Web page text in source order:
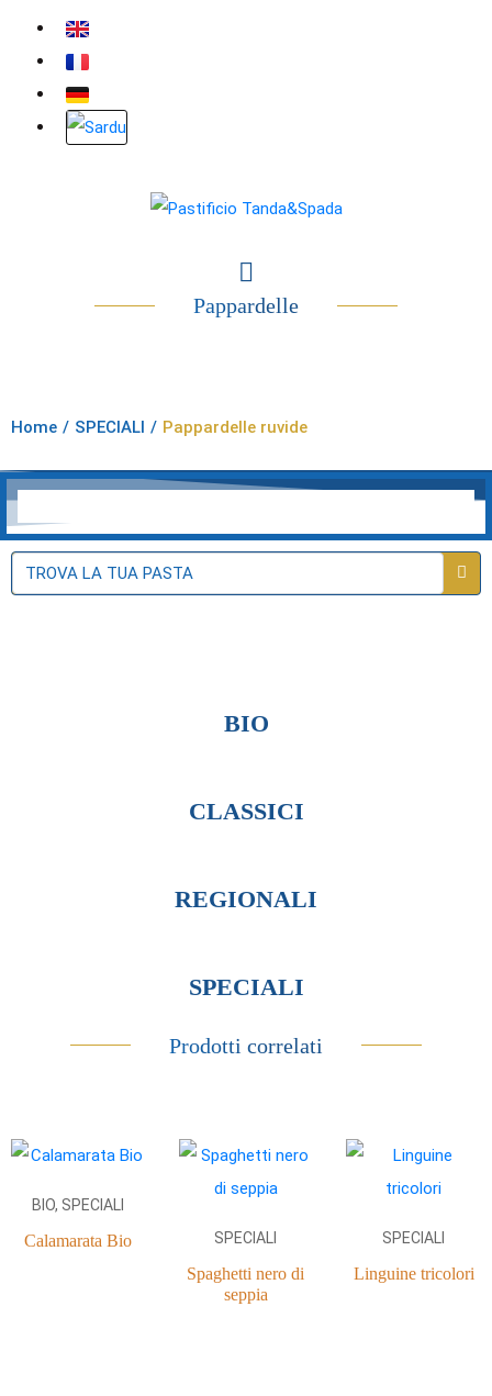
Pappardelle
Home / SPECIALI / Pappardelle ruvide
BIO
CLASSICI
REGIONALI
SPECIALI
Prodotti correlati
BIO, SPECIALI
Calamarata Bio SPECIALI
Spaghetti nero di
seppia
SPECIALI
Linguine tricolori